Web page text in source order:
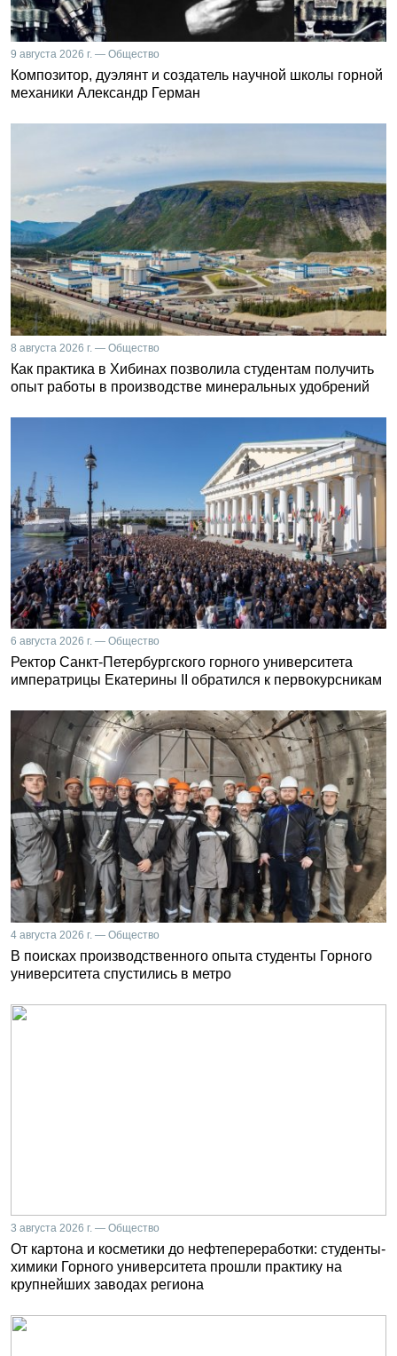
9 августа 2026 г. — Общество
Композитор, дуэлянт и создатель научной школы горной
механики Александр Герман
8 августа 2026 г. — Общество
Как практика в Хибинах позволила студентам получить
опыт работы в производстве минеральных удобрений
6 августа 2026 г. — Общество
Ректор Санкт-Петербургского горного университета
императрицы Екатерины II обратился к первокурсникам
4 августа 2026 г. — Общество
В поисках производственного опыта студенты Горного
университета спустились в метро
3 августа 2026 г. — Общество
От картона и косметики до нефтепереработки: студенты-
химики Горного университета прошли практику на
крупнейших заводах региона